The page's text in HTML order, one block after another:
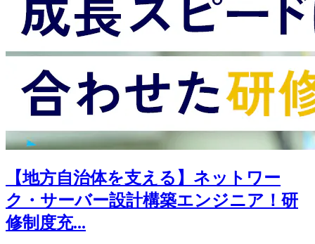
【地方自治体を支える】ネットワー
ク・サーバー設計構築エンジニア！研
修制度充...